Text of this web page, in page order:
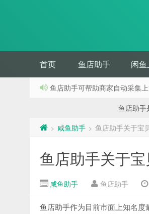
首页 鱼店助手 闲
鱼店助手可帮助商家自动采集
鱼店助手
> 咸鱼助手 > 鱼店助手关于宝
鱼店助手关于
咸鱼助手 鱼店助手
鱼店助手作为目前市面上知名